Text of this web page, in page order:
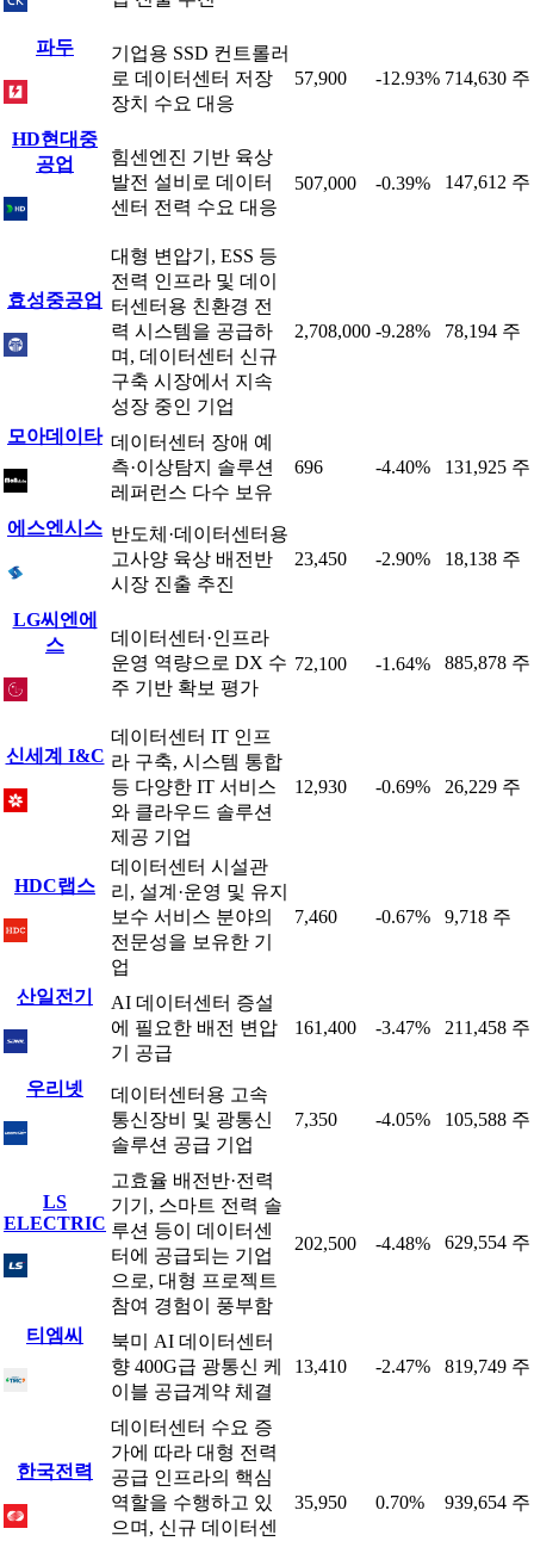
파두
기업용 SSD 컨트롤러
로 데이터센터 저장
장치 수요 대응
57,900 -12.93% 714,630 주
HD현대중
공업
힘센엔진 기반 육상
발전 설비로 데이터
센터 전력 수요 대응
507,000 -0.39% 147,612 주
효성중공업
대형 변압기, ESS 등
전력 인프라 및 데이
터센터용 친환경 전
력 시스템을 공급하
며, 데이터센터 신규
구축 시장에서 지속
성장 중인 기업
2,708,000 -9.28% 78,194 주
모아데이타 데이터센터 장애 예
측·이상탐지 솔루션
레퍼런스 다수 보유
696 -4.40% 131,925 주
에스엔시스 반도체·데이터센터용
고사양 육상 배전반
시장 진출 추진
23,450 -2.90% 18,138 주
LG씨엔에
스
데이터센터·인프라
운영 역량으로 DX 수
주 기반 확보 평가
72,100 -1.64% 885,878 주
신세계 I&C
데이터센터 IT 인프
라 구축, 시스템 통합
등 다양한 IT 서비스
와 클라우드 솔루션
제공 기업
12,930 -0.69% 26,229 주
HDC랩스
데이터센터 시설관
리, 설계·운영 및 유지
보수 서비스 분야의
전문성을 보유한 기
업
7,460 -0.67% 9,718 주
산일전기
AI 데이터센터 증설
에 필요한 배전 변압
기 공급
161,400 -3.47% 211,458 주
우리넷
데이터센터용 고속
통신장비 및 광통신
솔루션 공급 기업
7,350 -4.05% 105,588 주
LS
ELECTRIC
고효율 배전반·전력
기기, 스마트 전력 솔
루션 등이 데이터센
터에 공급되는 기업
으로, 대형 프로젝트
참여 경험이 풍부함
202,500 -4.48% 629,554 주
티엠씨
북미 AI 데이터센터
향 400G급 광통신 케
이블 공급계약 체결
13,410 -2.47% 819,749 주
한국전력
데이터센터 수요 증
가에 따라 대형 전력
공급 인프라의 핵심
역할을 수행하고 있
으며, 신규 데이터센
35,950 0.70% 939,654 주